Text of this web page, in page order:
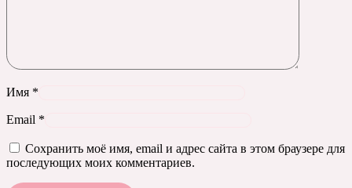
Имя *
Email *
Сохранить моё имя, email и адрес сайта в этом браузере для
последующих моих комментариев.